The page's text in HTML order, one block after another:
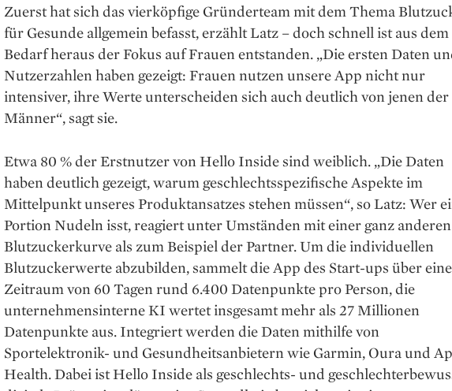
Zuerst hat sich das vierköpfige Gründerteam mit dem Thema
für Gesunde allgemein befasst, erzählt Latz – doch schnell ist aus dem
Bedarf heraus der Fokus auf Frauen entstanden. „Die ersten Daten
Nutzerzahlen haben gezeigt: Frauen nutzen unsere App nicht nur
intensiver, ihre Werte unterscheiden sich auch deutlich von jenen der
Männer“, sagt sie.
Etwa 80 % der Erstnutzer von Hello Inside sind weiblich. „Die Daten
haben deutlich gezeigt, warum geschlechtsspezifische Aspekte im
Mittelpunkt unseres Produktansatzes stehen müssen“, so Latz: Wer
Portion Nudeln isst, reagiert unter Umständen mit einer ganz anderen
Blutzuckerkurve als zum Beispiel der Partner. Um die individuellen
Blutzuckerwerte abzubilden, sammelt die App des Start-ups über
Zeitraum von 60 Tagen rund 6.400 Datenpunkte pro Person, die
unternehmensinterne KI wertet insgesamt mehr als 27 Millionen
Datenpunkte aus. Integriert werden die Daten mithilfe von
Sportelektronik- und ­Gesundheitsanbietern wie Garmin, Oura und
Health. Dabei ist Hello Inside als geschlechts- und